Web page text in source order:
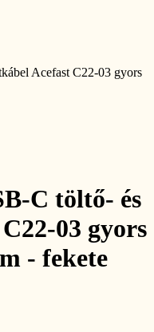
C töltő- és
03 gyors
- fekete